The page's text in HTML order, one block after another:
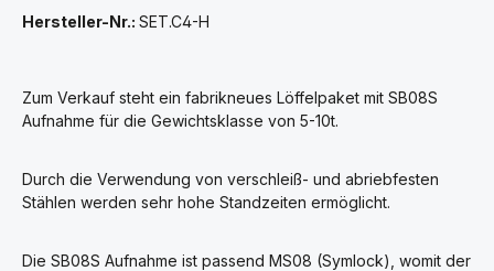
Hersteller-Nr.: SET.C4-H
Zum Verkauf steht ein fabrikneues Löffelpaket mit SB08S
Aufnahme für die Gewichtsklasse von 5-10t.
Durch die Verwendung von verschleiß- und abriebfesten
Stählen werden sehr hohe Standzeiten ermöglicht.
Die SB08S Aufnahme ist passend MS08 (Symlock), womit der